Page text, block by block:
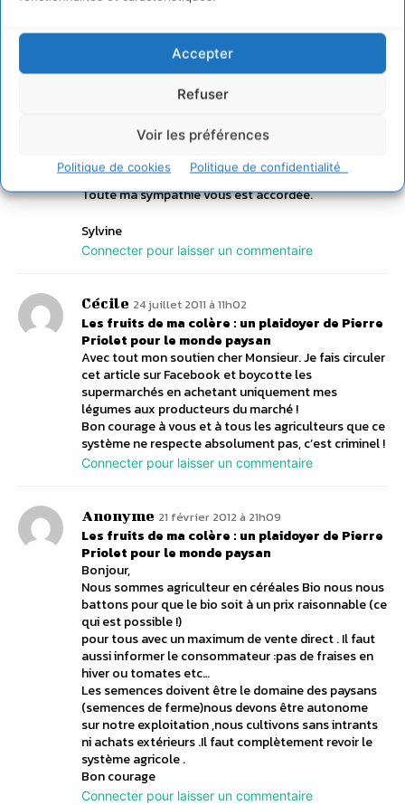
Accepter
Refuser
Voir les préférences
Politique de cookies Politique de confidentialité
claires et paraissants si évidentes.
Je consomme que des produits issus de l’agriculture
française, si possible de proximité (plus chers bien
entendu, donc un peu moins), je boycotte les
produits qui voyagent et participent à
Comment aider ?
Comment nous faire entendre, nous
consommateurs ?
Oui, on nous prend pour des cons !
Toute ma sympathie vous est accordée.
Sylvine
Connecter pour laisser un commentaire
Cécile 24 juillet 2011 à 11h02
Les fruits de ma colère : un plaidoyer de Pierre
Priolet pour le monde paysan
Avec tout mon soutien cher Monsieur. Je fais circuler
cet article sur Facebook et boycotte les
supermarchés en achetant uniquement mes
légumes aux producteurs du marché !
Bon courage à vous et à tous les agriculteurs que ce
système ne respecte absolument pas, c’est criminel !
Connecter pour laisser un commentaire
Anonyme 21 février 2012 à 21h09
Les fruits de ma colère : un plaidoyer de Pierre
Priolet pour le monde paysan
Bonjour,
Nous sommes agriculteur en céréales Bio nous nous
battons pour que le bio soit à un prix raisonnable (ce
qui est possible !)
pour tous avec un maximum de vente direct . Il faut
aussi informer le consommateur :pas de fraises en
hiver ou tomates etc…
Les semences doivent être le domaine des paysans
(semences de ferme)nous devons être autonome
sur notre exploitation ,nous cultivons sans intrants
ni achats extérieurs .Il faut complètement revoir le
système agricole .
Bon courage
Connecter pour laisser un commentaire